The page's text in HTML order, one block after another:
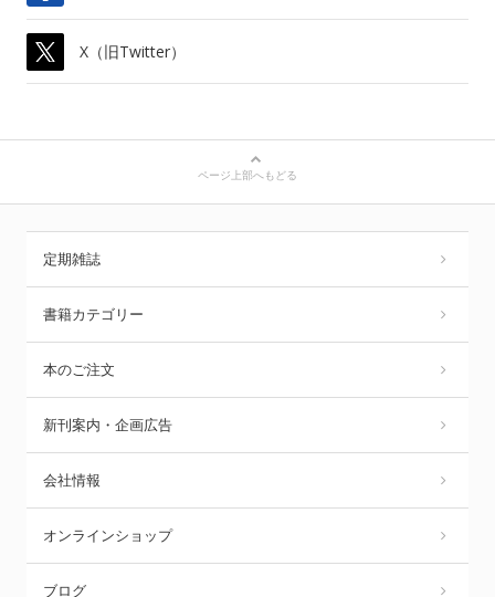
X（旧Twitter）
ページ上部へもどる
定期雑誌
書籍カテゴリー
本のご注文
新刊案内・企画広告
会社情報
オンラインショップ
ブログ